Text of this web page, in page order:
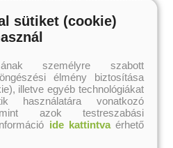
Mindent növényi
cukor nélkül! Legjobb
után jöhetnek a
a chilis csokis fánk,
csak néhányat említsek, de
készíteni, sőt, még a
elkészítését is
sütiket (cookie)
személyre szabott
élmény biztosítása
illetve egyéb technológiákat
használatára vonatkozó
azok testreszabási
ide kattintvaérhető